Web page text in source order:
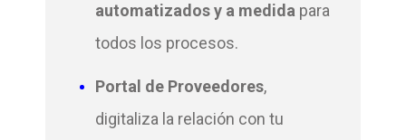
automatizados y a medida para
todos los procesos.
Portal de Proveedores,
digitaliza la relación con tu